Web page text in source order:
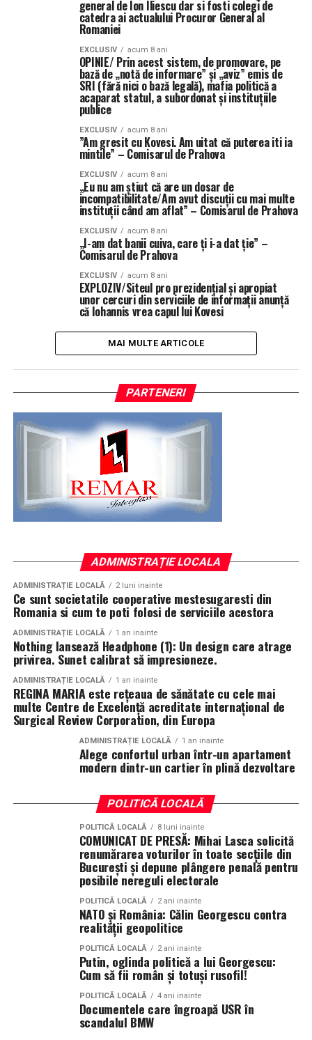
general de Ion Iliescu dar si fosti colegi de
catedra ai actualului Procuror General al
Romaniei
EXCLUSIV acum 8 ani
OPINIE/ Prin acest sistem, de promovare, pe
bază de „notă de informare” și „aviz” emis de
SRI (fără nici o bază legală), mafia politică a
acaparat statul, a subordonat și instituțiile
publice
EXCLUSIV acum 8 ani
”Am gresit cu Kovesi. Am uitat că puterea iti ia
mintile” – Comisarul de Prahova
EXCLUSIV acum 8 ani
„Eu nu am ştiut că are un dosar de
incompatibilitate/Am avut discuţii cu mai multe
instituţii când am aflat” – Comisarul de Prahova
EXCLUSIV acum 8 ani
„I-am dat banii cuiva, care ţi i-a dat ţie” –
Comisarul de Prahova
EXCLUSIV acum 8 ani
EXPLOZIV/Siteul pro prezidențial și apropiat
unor cercuri din serviciile de informații anunță
că Iohannis vrea capul lui Kovesi
MAI MULTE ARTICOLE
PARTENERI
ADMINISTRAȚIE LOCALA
ADMINISTRAȚIE LOCALĂ 2 luni inainte
Ce sunt societatile cooperative mestesugaresti din
Romania si cum te poti folosi de serviciile acestora
ADMINISTRAȚIE LOCALĂ 1 an inainte
Nothing lansează Headphone (1): Un design care atrage
privirea. Sunet calibrat să impresioneze.
ADMINISTRAȚIE LOCALĂ 1 an inainte
REGINA MARIA este rețeaua de sănătate cu cele mai
multe Centre de Excelență acreditate internațional de
Surgical Review Corporation, din Europa
ADMINISTRAȚIE LOCALĂ 1 an inainte
Alege confortul urban într-un apartament
modern dintr-un cartier în plină dezvoltare
POLITICĂ LOCALĂ
POLITICĂ LOCALĂ 8 luni inainte
COMUNICAT DE PRESĂ: Mihai Lasca solicită
renumărarea voturilor în toate secțiile din
București și depune plângere penală pentru
posibile nereguli electorale
POLITICĂ LOCALĂ 2 ani inainte
NATO și România: Călin Georgescu contra
realității geopolitice
POLITICĂ LOCALĂ 2 ani inainte
Putin, oglinda politică a lui Georgescu:
Cum să fii român și totuși rusofil!
POLITICĂ LOCALĂ 4 ani inainte
Documentele care îngroapă USR în
scandalul BMW